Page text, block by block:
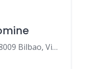
Alameda Mazarredo 61, 48009 Bilbao, Vizcaya, España